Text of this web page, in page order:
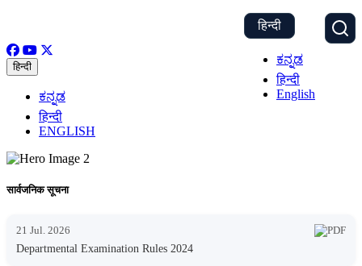
हिन्दी
ಕನ್ನಡ
हिन्दी
English
हिन्दी
ಕನ್ನಡ
हिन्दी
ENGLISH
सार्वजनिक सूचना
21 Jul. 2026
Departmental Examination Rules 2024